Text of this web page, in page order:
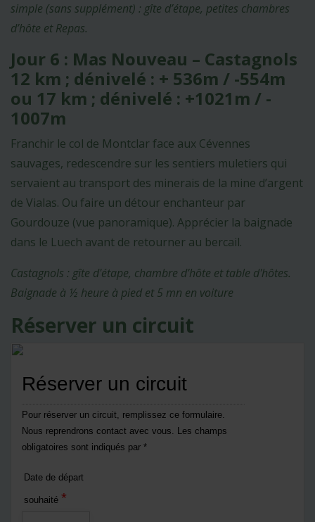
simple (sans supplément) : gîte d’étape, petites chambres
d’hôte et Repas.
Jour 6 : Mas Nouveau – Castagnols
12 km ; dénivelé : + 536m / -554m
ou 17 km ; dénivelé : +1021m / -
1007m
Franchir le col de Montclar face aux Cévennes
sauvages, redescendre sur les sentiers muletiers qui
servaient au transport des minerais de la mine d’argent
de Vialas. Ou faire un détour enchanteur par
Gourdouze (vue panoramique). Apprécier la baignade
dans le Luech avant de retourner au bercail.
Castagnols : gîte d'étape, chambre d’hôte et table d'hôtes.
Baignade à ½ heure à pied et 5 mn en voiture
Réserver un circuit
Réserver un circuit
Pour réserver un circuit, remplissez ce formulaire.
Nous reprendrons contact avec vous. Les champs
obligatoires sont indiqués par *
Date de départ
souhaité *